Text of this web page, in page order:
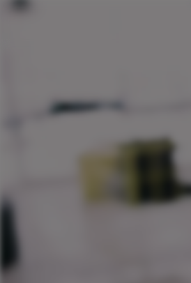
Panneau de gestion des cookies